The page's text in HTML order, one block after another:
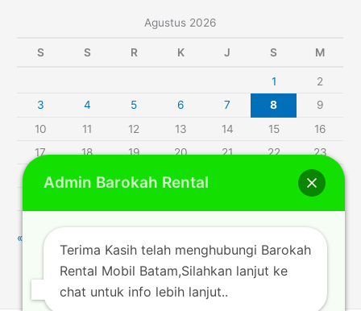
Agustus 2026
S S R K J S M
1
2
3
4 5 6 7 8
9
10
11 12 13 14 15
16
17
18 19 20 21 22
23
24
25 26
30
« Jul
Admin Barokah Rental
Terima Kasih telah menghubungi Barokah
Rental Mobil Batam,Silahkan lanjut ke
chat untuk info lebih lanjut..